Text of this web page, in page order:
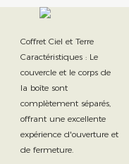
Coffret Ciel et Terre
Caractéristiques : Le
couvercle et le corps de
la boîte sont
complètement séparés,
offrant une excellente
expérience d'ouverture et
de fermeture.